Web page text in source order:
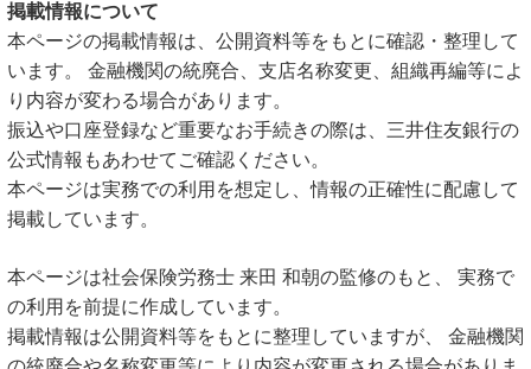
掲載情報について
本ページの掲載情報は、公開資料等をもとに確認・整理して
います。 金融機関の統廃合、支店名称変更、組織再編等によ
り内容が変わる場合があります。
振込や口座登録など重要なお手続きの際は、三井住友銀行の
公式情報もあわせてご確認ください。
本ページは実務での利用を想定し、情報の正確性に配慮して
掲載しています。
本ページは社会保険労務士 来田 和朝の監修のもと、 実務で
の利用を前提に作成しています。
掲載情報は公開資料等をもとに整理していますが、 金融機関